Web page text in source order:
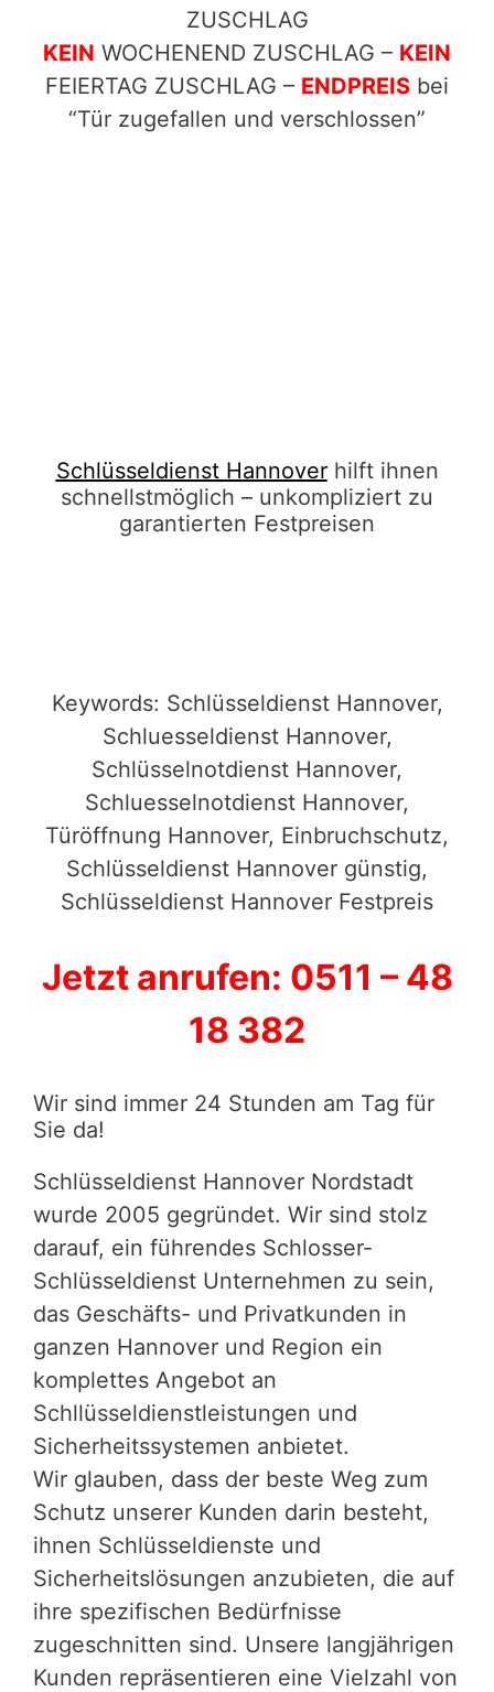
ZUSCHLAG
KEIN WOCHENEND ZUSCHLAG – KEIN
FEIERTAG ZUSCHLAG – ENDPREIS bei
“Tür zugefallen und verschlossen”
Schlüsseldienst Hannoverhilft ihnen
schnellstmöglich – unkompliziert zu
garantierten Festpreisen
Keywords: Schlüsseldienst Hannover,
Schluesseldienst Hannover,
Schlüsselnotdienst Hannover,
Schluesselnotdienst Hannover,
Türöffnung Hannover, Einbruchschutz,
Schlüsseldienst Hannover günstig,
Schlüsseldienst Hannover Festpreis
Jetzt anrufen: 0511 – 48
18 382
Wir sind immer 24 Stunden am Tag für
Sie da!
Schlüsseldienst Hannover Nordstadt
wurde 2005 gegründet. Wir sind stolz
darauf, ein führendes Schlosser-
Schlüsseldienst Unternehmen zu sein,
das Geschäfts- und Privatkunden in
ganzen Hannover und Region ein
komplettes Angebot an
Schllüsseldienstleistungen und
Sicherheitssystemen anbietet.
Wir glauben, dass der beste Weg zum
Schutz unserer Kunden darin besteht,
ihnen Schlüsseldienste und
Sicherheitslösungen anzubieten, die auf
ihre spezifischen Bedürfnisse
zugeschnitten sind. Unsere langjährigen
Kunden repräsentieren eine Vielzahl von